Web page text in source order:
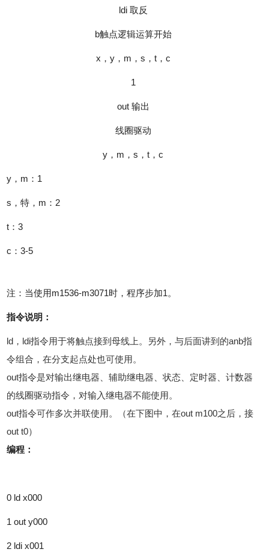
ldi 取反
b触点逻辑运算开始
x，y，m，s，t，c
1
out 输出
线圈驱动
y，m，s，t，c
y，m：1
s，特，m：2
t：3
c：3-5
注：当使用m1536-m3071时，程序步加1。
指令说明：
ld，ldi指令用于将触点接到母线上。另外，与后面讲到的anb指
令组合，在分支起点处也可使用。
out指令是对输出继电器、辅助继电器、状态、定时器、计数器
的线圈驱动指令，对输入继电器不能使用。
out指令可作多次并联使用。（在下图中，在out m100之后，接
out t0）
编程：
0 ld x000
1 out y000
2 ldi x001